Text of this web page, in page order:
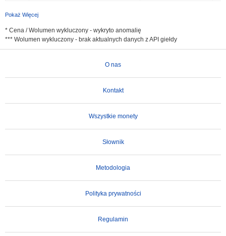
Pokaż Więcej
* Cena / Wolumen wykluczony - wykryto anomalię
*** Wolumen wykluczony - brak aktualnych danych z API giełdy
O nas
Kontakt
Wszystkie monety
Słownik
Metodologia
Polityka prywatności
Regulamin